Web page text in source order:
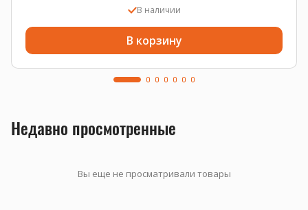
В наличии
В корзину
Недавно просмотренные
Вы еще не просматривали товары